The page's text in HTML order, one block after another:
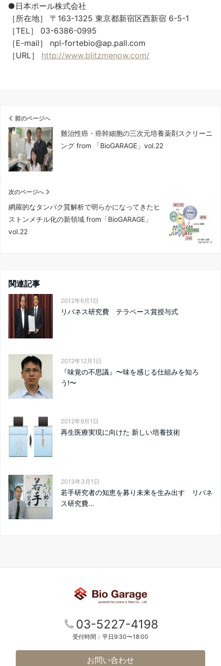
●日本ポール株式会社
［所在地］ 〒163-1325 東京都新宿区西新宿 6-5-1
［TEL］ 03-6386-0995
［E-mail］ npl-fortebio@ap.pall.com
［URL］ http://www.blitzmenow.com/
前のページへ
難治性癌・癌幹細胞の三次元培養薬剤スクリーニ
ング from 「BioGARAGE」vol.22
次のページへ
網羅的なタンパク質解析で明らかになってきたヒ
ストンメチル化の新領域 from「BioGARAGE」
vol.22
関連記事
2012年6月1日
リバネス研究費 テラベース賞授与式
2012年12月1日
『味覚の不思議』〜味を感じる仕組みを知ろ
う!〜
2012年9月1日
再生医療実現に向けた 新しい培養技術
2013年3月1日
若手研究者の知恵を募り未来を生み出す リバネ
ス研究費...
03-5227-4198
受付時間：平日9:30〜18:00
お問い合わせ